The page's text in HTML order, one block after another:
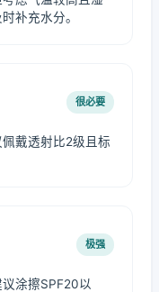
补充水分。
很必要
戴透射比2级且标
极强
涂擦SPF20以